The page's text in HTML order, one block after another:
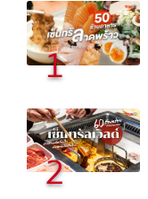
1
2